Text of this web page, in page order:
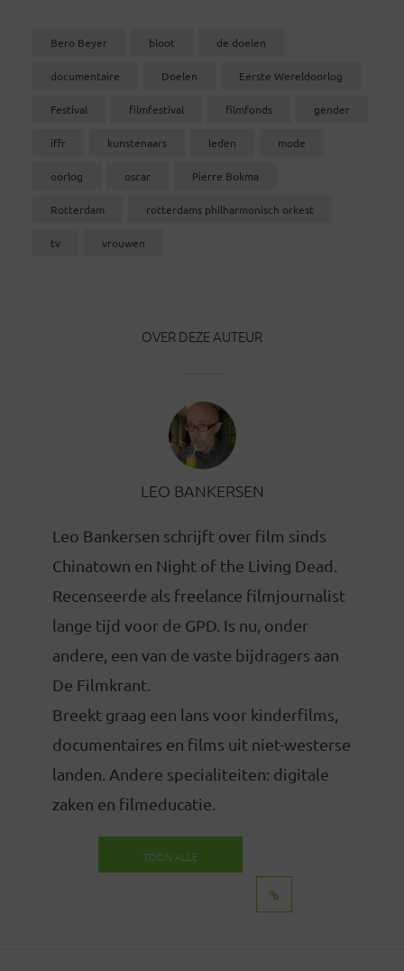
Bero Beyer bloot de doelen
documentaire Doelen Eerste Wereldoorlog
Festival filmfestival filmfonds gender
iffr kunstenaars leden mode
oorlog oscar Pierre Bokma
Rotterdam rotterdams philharmonisch orkest
tv vrouwen
OVER DEZE AUTEUR
LEO BANKERSEN
Leo Bankersen schrijft over film sinds
Chinatown en Night of the Living Dead.
Recenseerde als freelance filmjournalist
lange tijd voor de GPD. Is nu, onder
andere, een van de vaste bijdragers aan
De Filmkrant.
Breekt graag een lans voor kinderfilms,
documentaires en films uit niet-westerse
landen. Andere specialiteiten: digitale
zaken en filmeducatie.
TOON ALLE